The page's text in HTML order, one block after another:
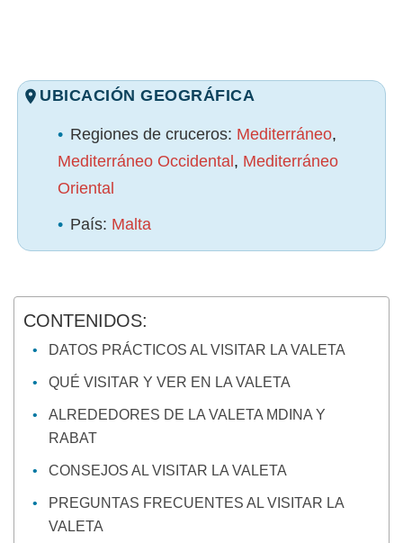
UBICACIÓN GEOGRÁFICA
• Regiones de cruceros: Mediterráneo,
Mediterráneo Occidental , Mediterráneo
Oriental
• País: Malta
CONTENIDOS:
DATOS PRÁCTICOS AL VISITAR LA VALETA
QUÉ VISITAR Y VER EN LA VALETA
ALREDEDORES DE LA VALETA MDINA Y
RABAT
CONSEJOS AL VISITAR LA VALETA
PREGUNTAS FRECUENTES AL VISITAR LA
VALETA